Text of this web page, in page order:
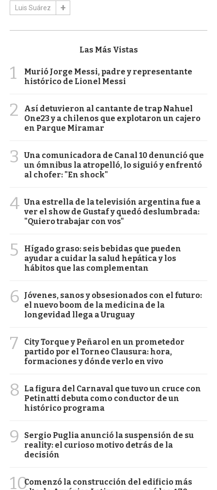
Luis Suárez
Las Más Vistas
1
Murió Jorge Messi, padre y representante
histórico de Lionel Messi
2
Así detuvieron al cantante de trap Nahuel
One23 y a chilenos que explotaron un cajero
en Parque Miramar
3
Una comunicadora de Canal 10 denunció que
un ómnibus la atropelló, lo siguió y enfrentó
al chofer: "En shock"
4 Una estrella de la televisión argentina fue a
ver el show de Gustaf y quedó deslumbrada:
"Quiero trabajar con vos"
5
Hígado graso: seis bebidas que pueden
ayudar a cuidar la salud hepática y los
hábitos que las complementan
6
Jóvenes, sanos y obsesionados con el futuro:
el nuevo boom de la medicina de la
longevidad llega a Uruguay
7
City Torque y Peñarol en un prometedor
partido por el Torneo Clausura: hora,
formaciones y dónde verlo en vivo
8
La figura del Carnaval que tuvo un cruce con
Petinatti debuta como conductor de un
histórico programa
9
Sergio Puglia anunció la suspensión de su
reality: el curioso motivo detrás de la
decisión
10Comenzó la construcción del edificio más